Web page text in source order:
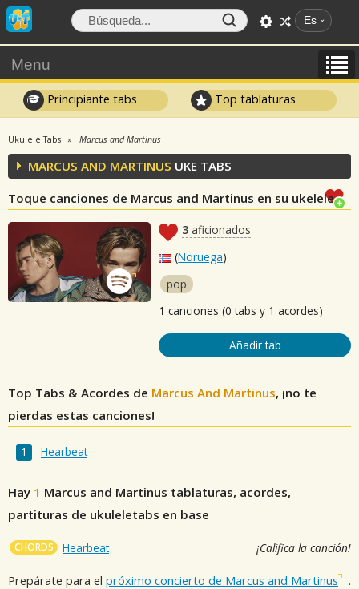
Es
Menu
Principiante tabs Top tablaturas
Ukulele Tabs Marcus and Martinus
MARCUS AND MARTINUS UKE TABS
Toque canciones de Marcus and Martinus en su ukelele
3 aficionados
(Noruega)
pop
1 canciones (0 tabs y 1 acordes)
Añadir tab
Top Tabs & Acordes de Marcus And Martinus, ¡no te
pierdas estas canciones!
Hearbeat
Hay 1 Marcus and Martinus tablaturas, acordes,
partituras de ukuleletabs en base
CHORDS Hearbeat ¡Califica la canción!
Prepárate para el próximo concierto de Marcus and Martinus .